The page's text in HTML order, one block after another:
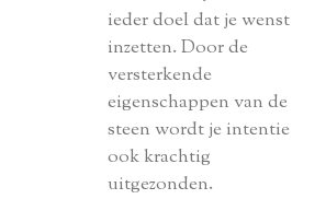
ieder doel dat je wenst
inzetten. Door de
versterkende
eigenschappen van de
steen wordt je intentie
ook krachtig
uitgezonden.